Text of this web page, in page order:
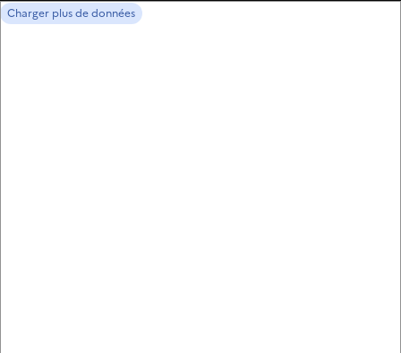
Charger plus de données